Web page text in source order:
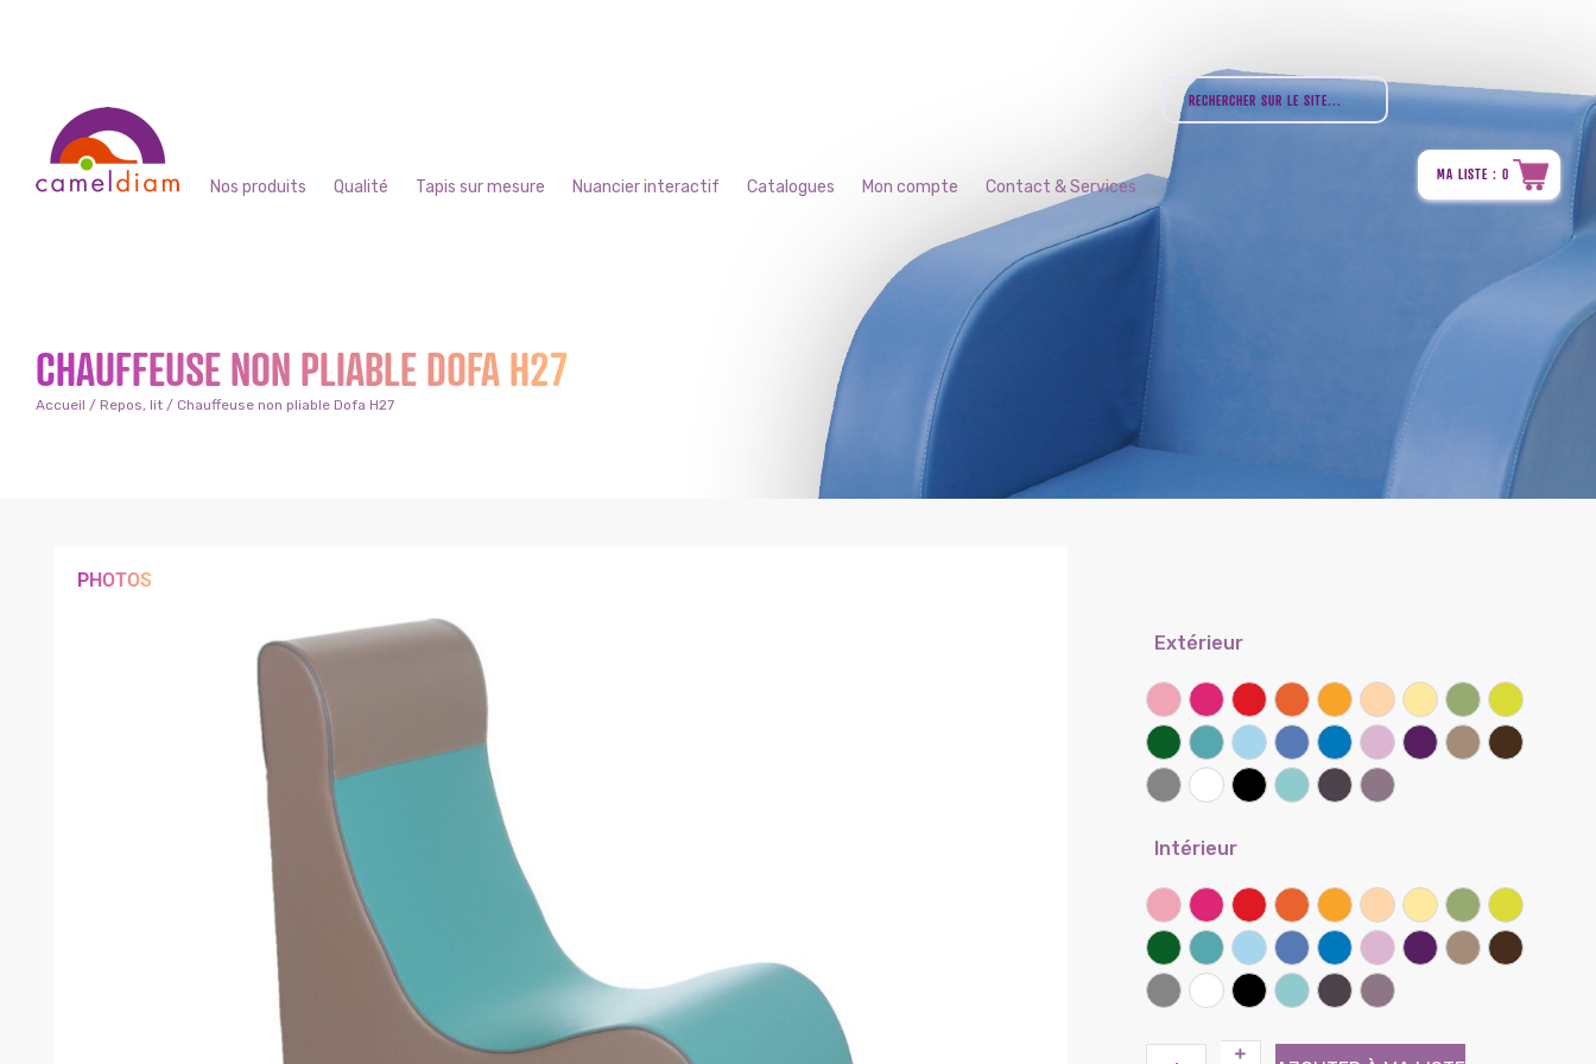
Nos produits Qualité Tapis sur mesure Nuancier interactif Catalogues Mon compte Contact & Services
MA LISTE : 0
CHAUFFEUSE NON PLIABLE DOFA H27
Accueil / Repos, lit / Chauffeuse non pliable Dofa H27
PHOTOS
Extérieur
Rose FramboiseRouge coquelicot
Clémentine
Miel SableBananeLichenKiwi
Vert prairie
LagonCiel Lilas Bleu bleuet
Parme
Iris TaupeChocolat
Gris souris
BlancNoir Atoll (Effet tissé)
Brun (Effet tissé)
Violine (Effet tissé)
Intérieur
Rose FramboiseRouge coquelicot
Clémentine
Miel SableBananeLichenKiwi
Vert prairie
LagonCiel Lilas Bleu bleuet
Parme
Iris TaupeChocolat
Gris souris
BlancNoir Atoll (Effet tissé)
Brun (Effet tissé)
Violine (Effet tissé)